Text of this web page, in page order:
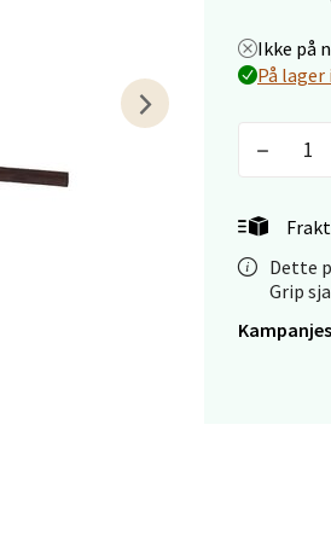
Ikke på
På
Dette
Grip